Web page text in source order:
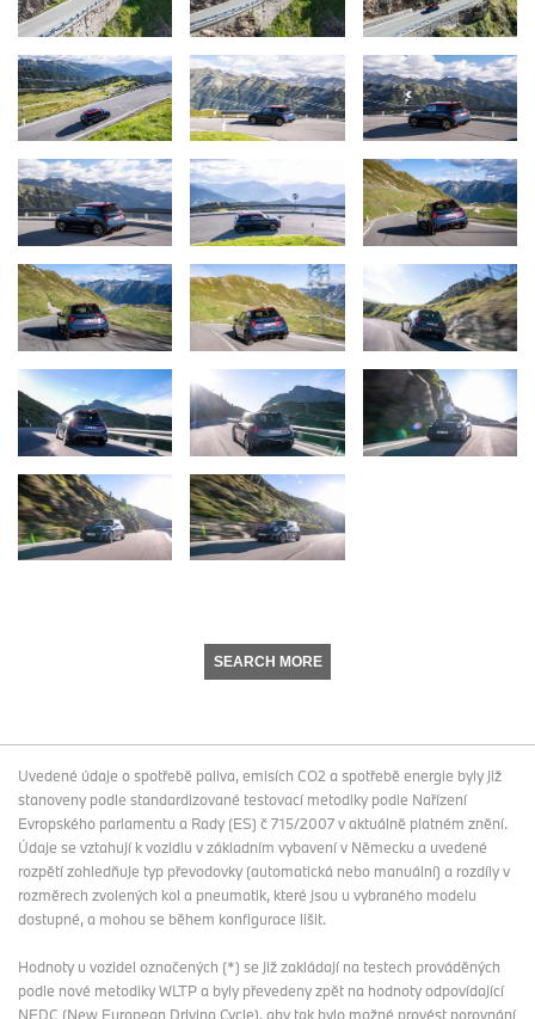
SEARCH MORE
Uvedené údaje o spotřebě paliva, emisích CO2 a spotřebě energie byly již
stanoveny podle standardizované testovací metodiky podle Nařízení
Evropského parlamentu a Rady (ES) č 715/2007 v aktuálně platném znění.
Údaje se vztahují k vozidlu v základním vybavení v Německu a uvedené
rozpětí zohledňuje typ převodovky (automatická nebo manuální) a rozdíly v
rozměrech zvolených kol a pneumatik, které jsou u vybraného modelu
dostupné, a mohou se během konfigurace lišit.
Hodnoty u vozidel označených (*) se již zakládají na testech prováděných
podle nové metodiky WLTP a byly převedeny zpět na hodnoty odpovídající
NEDC (New European Driving Cycle), aby tak bylo možné provést porovnání